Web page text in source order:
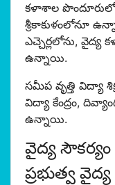
కళాశాల
శ్రీకాకుళంలోనూ
ఎచ్చెర్లలోను, వైద్య
ఉన్నాయి.
సమీప వృత్తి విద్యా
విద్యా కేంద్రం,
ఉన్నాయి.
వైద్య సౌకర్యం
ప్రభుత్వ